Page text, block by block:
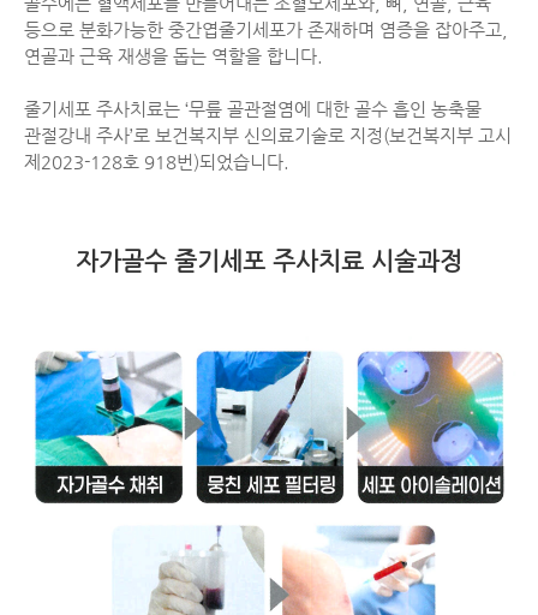
등으로 분화가능한 중간엽줄기세포가 존재하며 염증을 잡아주고,
연골과 근육 재생을 돕는 역할을 합니다.
줄기세포 주사치료는 ‘무릎 골관절염에 대한 골수 흡인 농축물
관절강내 주사’로 보건복지부 신의료기술로 지정(보건복지부 고시
제2023-128호 918번)되었습니다.
자가골수 줄기세포 주사치료 시술과정